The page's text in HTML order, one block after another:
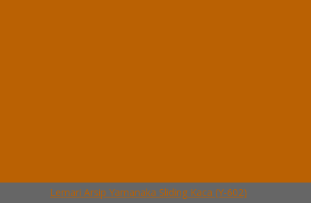
Lemari Arsip Yamanaka Sliding Kaca (Y-602)